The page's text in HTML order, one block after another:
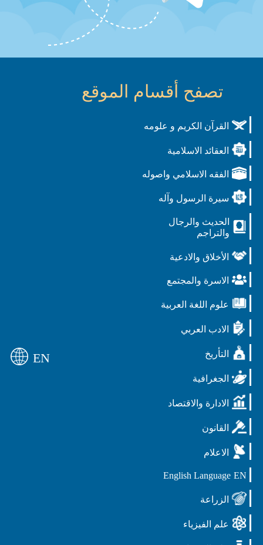
تصفح أقسام الموقع
القرآن الكريم و علومه
العقائد الاسلامية
الفقه الاسلامي واصوله
سيرة الرسول وآله
الحديث والرجال
والتراجم
الأخلاق والادعية
الاسرة والمجتمع
علوم اللغة العربية
الادب العربي
التأريخ
الجغرافية
الادارة والاقتصاد
القانون
الاعلام
EN
English Language
الزراعة
علم الفيزياء
EN